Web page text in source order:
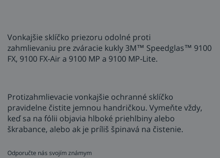
Vonkajšie sklíčko priezoru odolné proti
zahmlievaniu pre zváracie kukly 3M™ Speedglas™ 9100
FX, 9100 FX-Air a 9100 MP a 9100 MP-Lite.
Protizahmlievacie vonkajšie ochranné sklíčko
pravidelne čistite jemnou handričkou. Vymeňte vždy,
keď sa na fólii objavia hlboké priehlbiny alebo
škrabance, alebo ak je príliš špinavá na čistenie.
Odporučte nás svojím známym